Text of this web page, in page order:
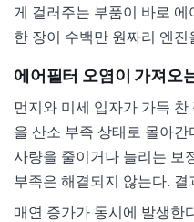
게 걸러주는 부품이 바로
한 장이 수백만 원짜리 엔진
에어필터 오염이 가져오
먼지와 미세 입자가 가득
을 산소 부족 상태로 몰아
사량을 줄이거나 늘리는 보
부족은 해결되지 않는다.
매연 증가가 동시에 발생한